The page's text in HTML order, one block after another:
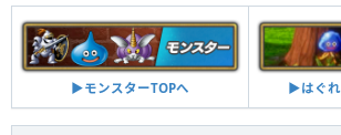
▶︎モンスターTOPへ ▶︎はぐれ